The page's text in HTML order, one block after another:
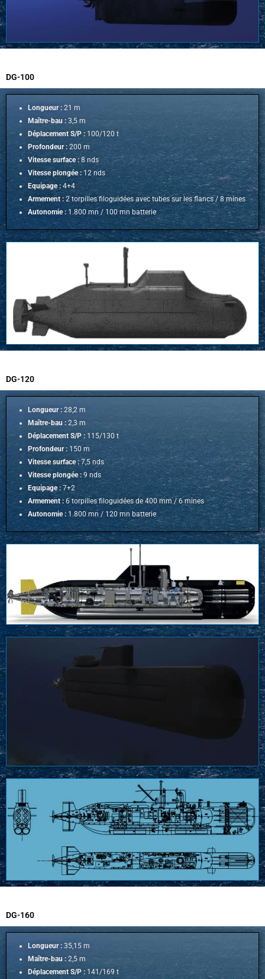
DG-100
Longueur : 21 m
Maître-bau : 3,5 m
Déplacement S/P : 100/120 t
Profondeur : 200 m
Vitesse surface :8 nds
Vitesse plongée : 12 nds
Equipage :4+4
Armement : 2 torpilles filoguidées avec tubes sur les flancs / 8 mines
Autonomie :1.800 mn / 100 mn batterie
DG-120
Longueur : 28,2 m
Maître-bau : 2,3 m
Déplacement S/P : 115/130 t
Profondeur : 150 m
Vitesse surface :7,5 nds
Vitesse plongée : 9 nds
Equipage :7+2
Armement : 6 torpilles filoguidées de 400 mm / 6 mines
Autonomie :1.800 mn / 120 mn batterie
DG-160
Longueur : 35,15 m
Maître-bau : 2,5 m
Déplacement S/P : 141/169 t